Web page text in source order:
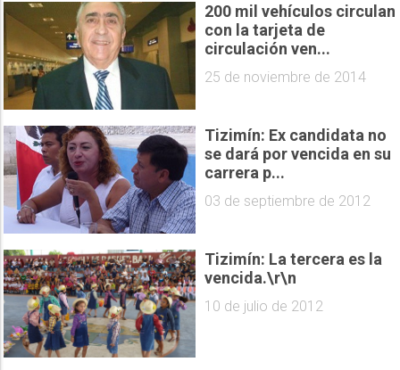
200 mil vehículos circulan
con la tarjeta de
circulación ven...
25 de noviembre de 2014
Tizimín: Ex candidata no
se dará por vencida en su
carrera p...
03 de septiembre de 2012
Tizimín: La tercera es la
vencida.\r\n
10 de julio de 2012